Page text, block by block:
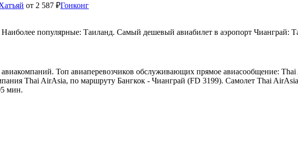
от 2 587 ₽Гонконг
популярные: Таиланд. Самый дешевый авиабилет в аэропорт Чианграй:
Топ авиаперевозчиков обслуживающих прямое авиасообщение:
Thai AirAsia, по маршруту Бангкок - Чианграй (FD 3199). Самолет Thai
мин.